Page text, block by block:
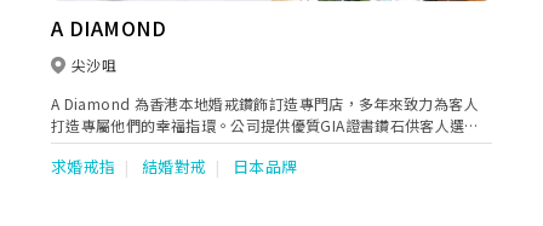
A DIAMOND
尖沙咀
A Diamond 為香港本地婚戒鑽飾訂造專門店，多年來致力為客人
打造專屬他們的幸福指環。公司提供優質GIA證書鑽石供客人選
購，配以自家設計作品，提供多元化的鑽飾設計。其中鑽石則通字
戒指系列更是其版權作品，完美地將新人的名字融合於飾品之中，
求婚戒指 結婚對戒 日本品牌